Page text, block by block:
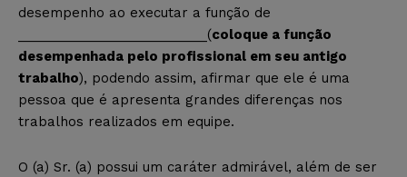
desempenho ao executar a função de
__________________________(coloque a função
desempenhada pelo profissional em seu antigo
trabalho), podendo assim, afirmar que ele é uma
pessoa que é apresenta grandes diferenças nos
trabalhos realizados em equipe.
O (a) Sr. (a) possui um caráter admirável, além de ser